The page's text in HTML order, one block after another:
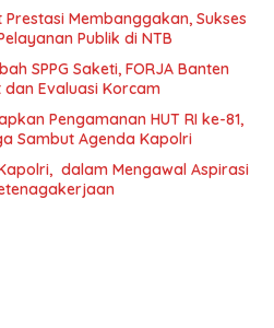
Membanggakan, Sukses
Publik di NTB
SPPG Saketi, FORJA Banten
Evaluasi Korcam
Pengamanan HUT RI ke-81,
Sambut Agenda Kapolri
dalam Mengawal Aspirasi